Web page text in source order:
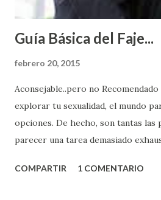
Guía Básica del Faje...
febrero 20, 2015
Aconsejable..pero no
explorar tu sexualidad, el mundo
opciones. De hecho, son tantas las
parecer una tarea demasiado
partes de ti que jamás hubieras
COMPARTIR 1 COMENTARIO